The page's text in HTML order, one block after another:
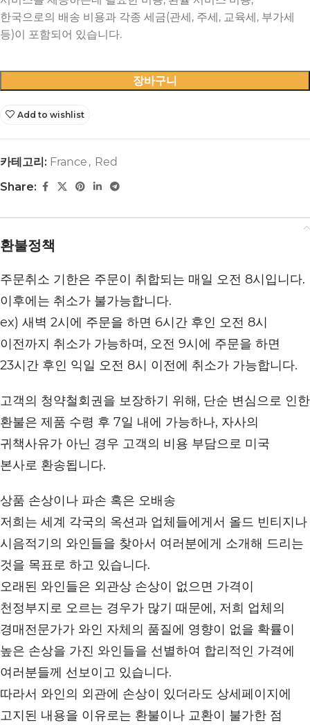
장바구니
Add to wishlist
카테고리: France , Red
Share:
환불정책
주문취소 기한은 주문이 취합되는 매일 오전 8시입니다.
이후에는 취소가 불가능합니다.
ex) 새벽 2시에 주문을 하면 6시간 후인 오전 8시
이전까지 취소가 가능하며, 오전 9시에 주문을 하면
23시간 후인 익일 오전 8시 이전에 취소가 가능합니다.
고객의 청약철회권을 보장하기 위해, 단순 변심으로 인한
환불은 제품 수령 후 7일 내에 가능하나, 자사의
귀책사유가 아닌 경우 고객의 비용 부담으로 미국
본사로 환송됩니다.
상품 손상이나 파손 혹은 오배송
저희는 세계 각국의 옥션과 업체들에게서 올드 빈티지나
시음적기의 와인들을 찾아서 여러분에게 소개해 드리는
것을 목표로 하고 있습니다.
오래된 와인들은 외관상 손상이 없으면 가격이
천정부지로 오르는 경우가 많기 때문에, 저희 업체의
경매전문가가 와인 자체의 품질에 영향이 없을 확률이
높은 손상을 가진 와인들을 선별하여 합리적인 가격에
여러분들께 선보이고 있습니다.
따라서 와인의 외관에 손상이 있더라도 상세페이지에
고지된 내용을 이유로는 환불이나 교환이 불가한 점